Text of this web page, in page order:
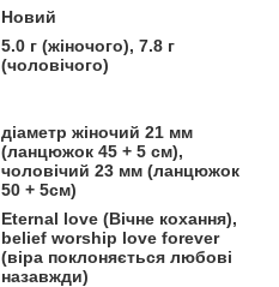
Новий
5.0 г (жіночого), 7.8 г
(чоловічого)
діаметр жіночий 21 мм
(ланцюжок 45 + 5 см),
чоловічий 23 мм (ланцюжок
50 + 5см)
Eternal love (Вічне кохання),
belief worship love forever
(віра поклоняється любові
назавжди)